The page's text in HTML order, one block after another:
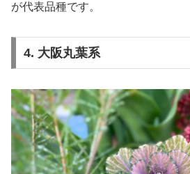
が代表品種です。
4. 大阪丸葉系